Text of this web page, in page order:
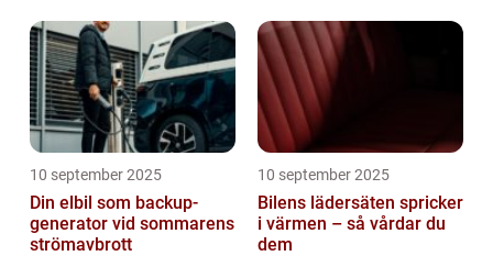
10 september 2025
Din elbil som backup-
generator vid sommarens
strömavbrott
10 september 2025
Bilens lädersäten spricker
i värmen – så vårdar du
dem